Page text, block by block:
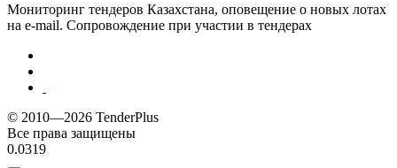
Мониторинг тендеров Казахстана, оповещение о новых лотах
на e-mail. Сопровождение при участии в тендерах
© 2010—2026 TenderPlus
Все права защищены
0.0319